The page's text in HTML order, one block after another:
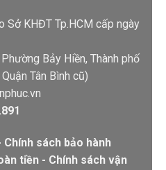
Sở KHĐT Tp.HCM cấp ngày
Bảy Hiền, Thành phố
Tân Bình cũ)
Chính sách bảo hành
tiền - Chính sách vận